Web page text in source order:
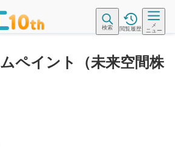
検索 閲覧履歴
メ
ニュー
ペイント（未来空間株